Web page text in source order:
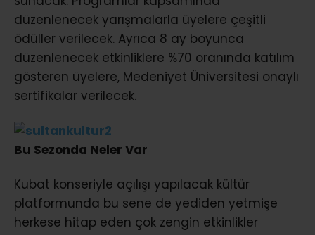
düzenlenecek yarışmalarla üyelere çeşitli
ödüller verilecek. Ayrıca 8 ay boyunca
düzenlenecek etkinliklere %70 oranında katılım
gösteren üyelere, Medeniyet Üniversitesi onaylı
sertifikalar verilecek.
Bu Sezonda Neler Var
Kubat konseriyle açılışı yapılacak kültür
platformunda bu sene de yediden yetmişe
herkese hitap eden çok zengin etkinlikler